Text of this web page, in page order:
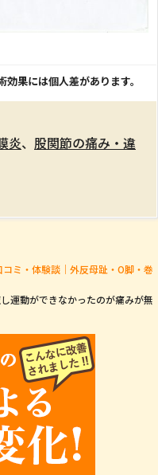
果には個人差があります。
炎、 股関節の痛み・違
ミ・体験談｜外反母趾・O脚・巻
運動ができなかったのが痛みが無